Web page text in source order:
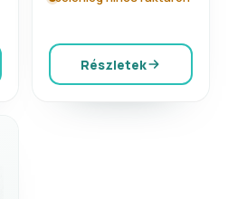
Részletek